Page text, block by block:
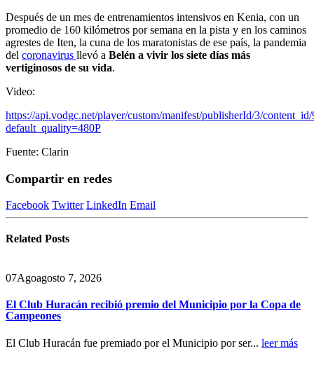
Después de un mes de entrenamientos intensivos en Kenia, con un
promedio de 160 kilómetros por semana en la pista y en los caminos
agrestes de Iten, la cuna de los maratonistas de ese país, la pandemia
del coronavirus ​llevó a Belén a vivir los siete días más
vertiginosos de su vida.
Video:
https://api.vodgc.net/player/custom/manifest/publisherId/3/
default_quality=480P
Fuente: Clarin
Compartir en redes
Facebook Twitter LinkedIn Email
Related Posts
07Agoagosto 7, 2026
El Club Huracán recibió premio del Municipio por la Copa de
Campeones
El Club Huracán fue premiado por el Municipio por ser... leer más